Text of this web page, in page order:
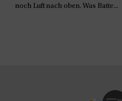
noch Luft nach oben. Was Batte...